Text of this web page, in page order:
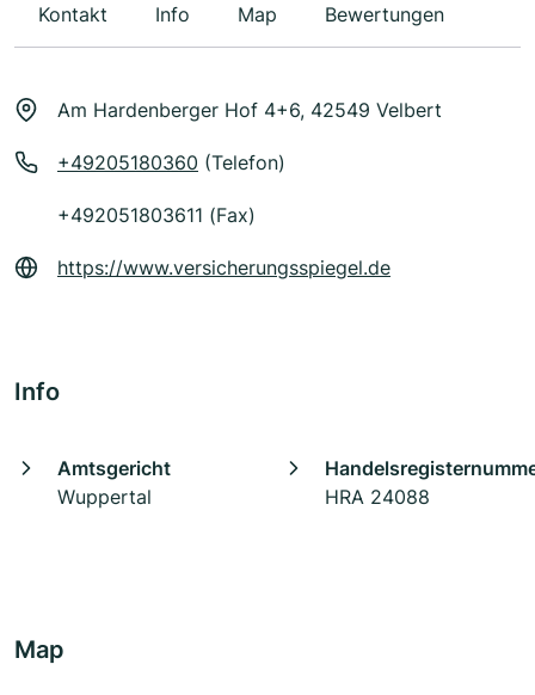
Kontakt Info Map Bewertungen
Am Hardenberger Hof 4+6, 42549 Velbert
+49205180360 (Telefon)
+492051803611 (Fax)
https://www.versicherungsspiegel.de
Info
Amtsgericht
Wuppertal
HRA 24088
Map